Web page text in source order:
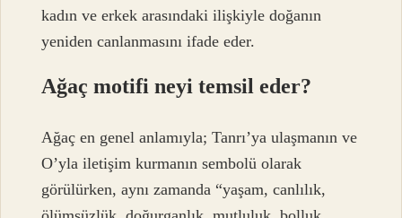
kadın ve erkek arasındaki ilişkiyle doğanın
yeniden canlanmasını ifade eder.
Ağaç motifi neyi temsil eder?
Ağaç en genel anlamıyla; Tanrı’ya ulaşmanın ve
O’yla iletişim kurmanın sembolü olarak
görülürken, aynı zamanda “yaşam, canlılık,